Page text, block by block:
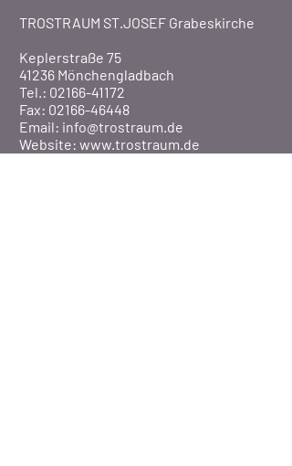
TROSTRAUM ST.JOSEF Grabeskirche
Keplerstraße 75
41236 Mönchengladbach
Tel.: 02166-41172
Fax: 02166-46448
Email: info@trostraum.de
Website: www.trostraum.de